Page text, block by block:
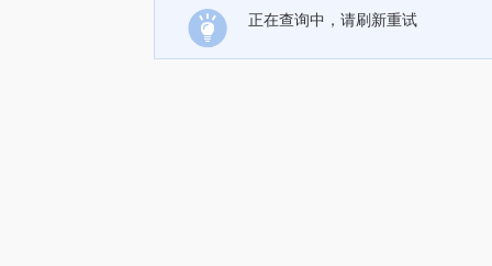
正在查询中，请刷新重试